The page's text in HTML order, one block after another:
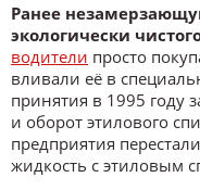
Ранее
экологически
водители просто
вливали её в
принятия в 1995 году
и оборот этилового
предприятия
жидкость с этиловым